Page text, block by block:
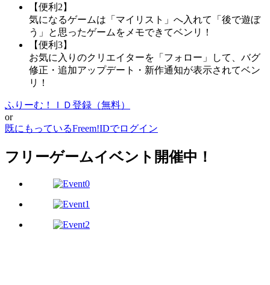
【便利2】
気になるゲームは「マイリスト」へ入れて「後で遊ぼ
う」と思ったゲームをメモできてベンリ！
【便利3】
お気に入りのクリエイターを「フォロー」して、バグ
修正・追加アップデート・新作通知が表示されてベン
リ！
ふりーむ！ＩＤ登録（無料）
or
既にもっているFreem!IDでログイン
フリーゲームイベント開催中！